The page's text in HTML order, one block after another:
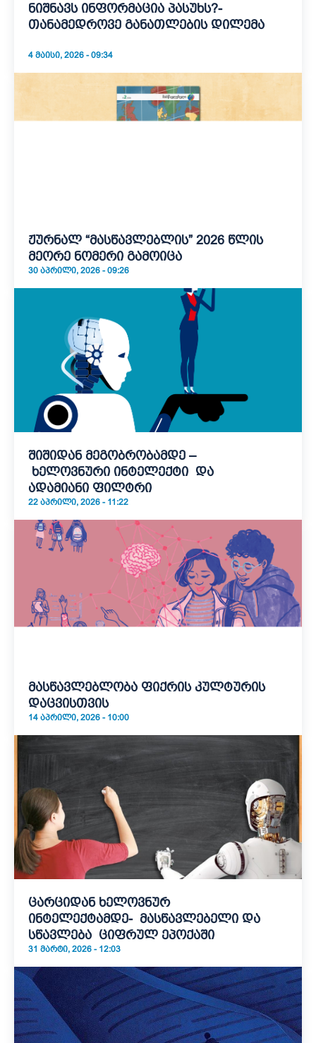
ნიშნავს ინფორმაცია პასუხს?-
თანამედროვე განათლების დილემა
4 ᲛᲐᲘᲡᲘ, 2026 - 09:34
ჟურნალ “მასწავლებლის” 2026 წლის
მეორე ნომერი გამოიცა
30 ᲐᲞᲠᲘᲚᲘ, 2026 - 09:26
შიშიდან მეგობრობამდე –
ხელოვნური ინტელექტი და
ადამიანი ფილტრი
22 ᲐᲞᲠᲘᲚᲘ, 2026 - 11:22
მასწავლებლობა ფიქრის კულტურის
დაცვისთვის
14 ᲐᲞᲠᲘᲚᲘ, 2026 - 10:00
ცარციდან ხელოვნურ
ინტელექტამდე- მასწავლებელი და
სწავლება ციფრულ ეპოქაში
31 ᲛᲐᲠᲢᲘ, 2026 - 12:03